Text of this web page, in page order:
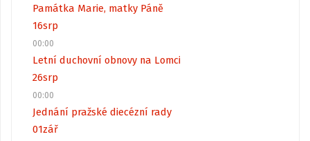
Památka Marie, matky Páně
16srp
00:00
Letní duchovní obnovy na Lomci
26srp
00:00
Jednání pražské diecézní rady
01zář